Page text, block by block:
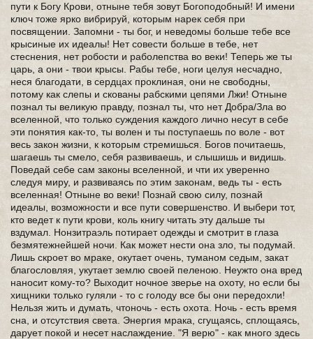
пути к Богу Крови, отныне тебя зовут Богоподобный! И имени
ключ тоже ярко вибрируй, которым нарек себя при
посвящении. Запомни - ты бог, и неведомы больше тебе все
крысиные их идеалы! Нет совести больше в тебе, нет
стеснения, нет робости и раболепства во веки! Теперь же ты
царь, а они - твои крысы. Рабы тебе, ноги целуя несчадно,
неся благодати, в сердцах проклиная, они не свободны,
потому как слепы и скованы рабскими цепями Лжи! Отныне
познал ты великую правду, познал ты, что нет Добра/Зла во
вселенной, что только суждения каждого лично несут в себе
эти понятия как-то, ты волен и ты поступаешь по воле - вот
весь закон жизни, к которым стремишься. Богов почитаешь,
шагаешь ты смело, себя развиваешь, и слышишь и видишь.
Поведай себе сам законы вселенной, и чти их уверенно
следуя миру, и развиваясь по этим законам, ведь ты - есть
вселенная! Отныне во веки! Познай свою силу, познай
идеалы, возможности и все пути совершенство. И выбери тот,
кто ведет к пути крови, коль книгу читать эту дальше ты
вздумал. Нонзитраэль потирает одежды и смотрит в глаза
безмятежнейшей ночи. Как может нести она зло, ты подумай.
Лишь скроет во мраке, окутает очень, туманом седым, закат
благословляя, укутает землю своей пеленою. Неужто она вред
наносит кому-то? Выходит ночное зверье на охоту, но если бы
хищники только гуляли - то с голоду все бы они передохли!
Нельзя жить и думать, чтоночь - есть охота. Ночь - есть время
сна, и отсутствия света. Энергия мрака, сгущаясь, сплощаясь,
дарует покой и несет наслаждение. "Я верю" - как много здесь